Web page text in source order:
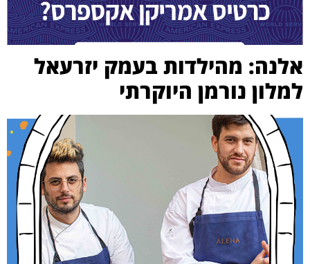
אלנה: מהילדות בעמק יזרעאל
למלון נורמן היוקרתי